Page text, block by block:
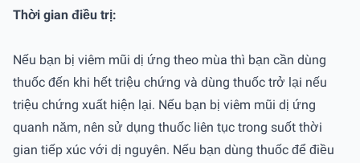
Thời gian điều trị:
Nếu bạn bị viêm mũi dị ứng theo mùa thì bạn cần dùng
thuốc đến khi hết triệu chứng và dùng thuốc trở lại nếu
triệu chứng xuất hiện lại. Nếu bạn bị viêm mũi dị ứng
quanh năm, nên sử dụng thuốc liên tục trong suốt thời
gian tiếp xúc với dị nguyên. Nếu bạn dùng thuốc để điều